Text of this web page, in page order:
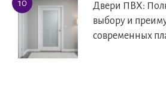
Двери ПВХ:
выбору и
современных